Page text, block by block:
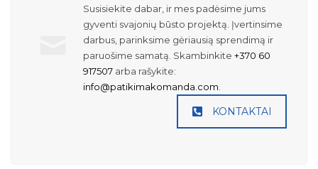
Susisiekite dabar, ir mes padėsime jums
gyventi svajonių būsto projektą. Įvertinsime
darbus, parinksime gėriausią sprendimą ir
paruošime samatą. Skambinkite +370 60
917507 arba rašykite:
info@patikimakomanda.com.
KONTAKTAI